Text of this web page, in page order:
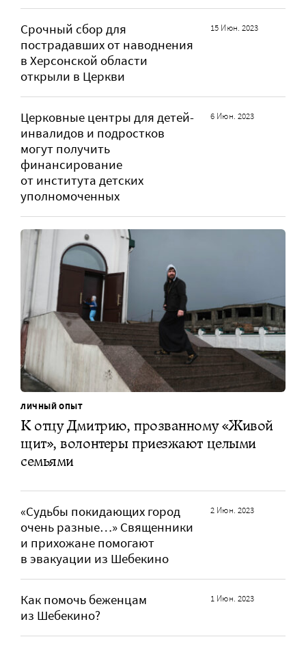
Срочный сбор для
пострадавших от наводнения
в Херсонской области
открыли в Церкви
15 Июн. 2023
Церковные центры для детей-
инвалидов и подростков
могут получить
финансирование
от института детских
уполномоченных
6 Июн. 2023
ЛИЧНЫЙ ОПЫТ
К отцу Дмитрию, прозванному «Живой
щит», волонтеры приезжают целыми
семьями
«Судьбы покидающих город
очень разные…» Священники
и прихожане помогают
в эвакуации из Шебекино
2 Июн. 2023
Как помочь беженцам
из Шебекино?
1 Июн. 2023